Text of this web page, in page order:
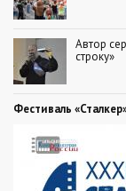
Автор
строку»
Фестиваль